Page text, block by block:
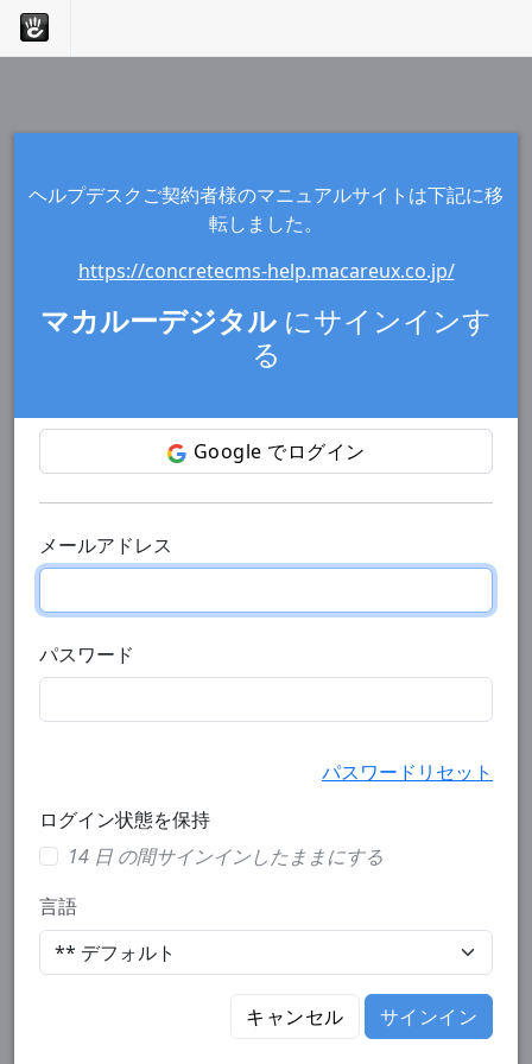
ヘルプデスクご契約者様のマニュアルサイトは下記に移
転しました。
https://concretecms-help.macareux.co.jp/
マカルーデジタル にサインインす
る
Google でログイン
メールアドレス
パスワード
パスワードリセット
ログイン状態を保持
14 日 の間サインインしたままにする
言語
キャンセル サインイン